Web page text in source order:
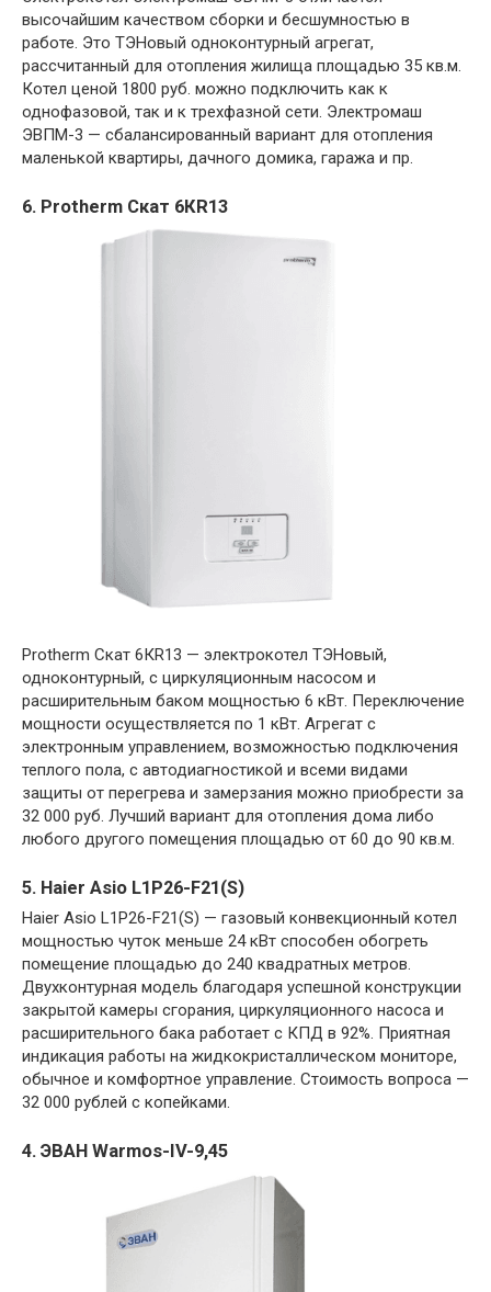
высочайшим качеством сборки и бесшумностью в
работе. Это ТЭНовый одноконтурный агрегат,
рассчитанный для отопления жилища площадью 35 кв.м.
Котел ценой 1800 руб. можно подключить как к
однофазовой, так и к трехфазной сети. Электромаш
ЭВПМ-3 — сбалансированный вариант для отопления
маленькой квартиры, дачного домика, гаража и пр.
6. Protherm Скат 6КR13
Protherm Скат 6КR13 — электрокотел ТЭНовый,
одноконтурный, с циркуляционным насосом и
расширительным баком мощностью 6 кВт. Переключение
мощности осуществляется по 1 кВт. Агрегат с
электронным управлением, возможностью подключения
теплого пола, с автодиагностикой и всеми видами
защиты от перегрева и замерзания можно приобрести за
32 000 руб. Лучший вариант для отопления дома либо
любого другого помещения площадью от 60 до 90 кв.м.
5. Haier Asio L1P26-F21(S)
Haier Asio L1P26-F21(S) — газовый конвекционный котел
мощностью чуток меньше 24 кВт способен обогреть
помещение площадью до 240 квадратных метров.
Двухконтурная модель благодаря успешной конструкции
закрытой камеры сгорания, циркуляционного насоса и
расширительного бака работает с КПД в 92%. Приятная
индикация работы на жидкокристаллическом мониторе,
обычное и комфортное управление. Стоимость вопроса —
32 000 рублей с копейками.
4. ЭВАН Warmos-IV-9,45